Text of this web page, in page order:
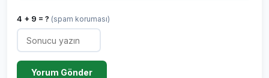
4 + 9 = ? (spam koruması)
Yorum Gönder